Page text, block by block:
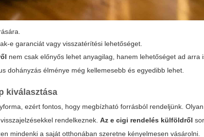
e garanciát vagy visszatérítési lehetőséget.
nem csak előnyős lehet anyagilag, hanem lehetőséget ad
dohányzás élménye még kellemesebb és egyedibb lehet.
kiválasztása
ezért fontos, hogy megbízható forrásból rendeljünk.
rendelkeznek.Az e cigi rendelés külföldről
mindenki a saját otthonában szeretne kényelmesen vásárolni.